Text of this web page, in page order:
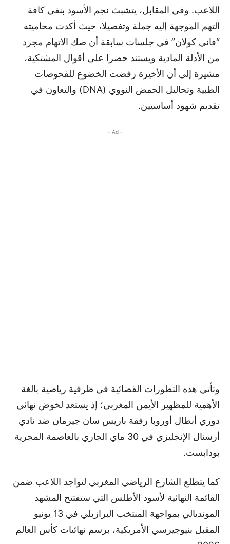
اللاعب. وفي المقابل، يتشبث نجم الأسود بنفي كافة
التهم الموجهة إليه جملة وتفصيلا، حيث أكدت محاميته
“فاني كولان” في جلسات سابقة أن صك الاتهام مجرد
من الأدلة المادية ويستند حصرا على أقوال المشتكية،
مشيرة إلى أن الأخيرة رفضت الخضوع للفحوصات
الطبية وتحاليل الحمض النووي (DNA) والتعاون في
تقديم شهود أساسيين.
- Ad -
وتأتي هذه التطورات القضائية في ظرفية رياضية بالغة
الأهمية للمظهير الأيمن المغربي؛ إذ يستعد لخوض نهائي
دوري أبطال أوروبا رفقة باريس سان جيرمان ضد نادي
أرسنال الإنجليزي في 30 ماي الجاري بالعاصمة المجرية
بودابست.
كما يتطلع الشارع الرياضي المغربي لتواجد اللاعب ضمن
القائمة النهائية لأسود الأطلس التي ستفتتح المشهد
المونديالي بمواجهة المنتخب البرازيلي في 13 يونيو
المقبل بنيوجيرسي الأمريكية، برسم نهائيات كأس العالم